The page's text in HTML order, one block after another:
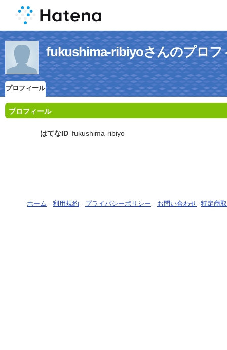
fukushima-ribiyoさんのプロフ
プロフィール
プロフィール
はてなID fukushima-ribiyo
ホーム - 利用規約 - プライバシーポリシー - お問い合わせ- 特定商